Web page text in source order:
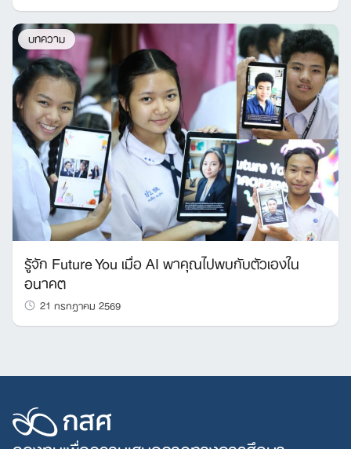
บทความ
รู้จัก Future You เมื่อ AI พาคุณไปพบกับตัวเองใน
อนาคต
21 กรกฎาคม 2569